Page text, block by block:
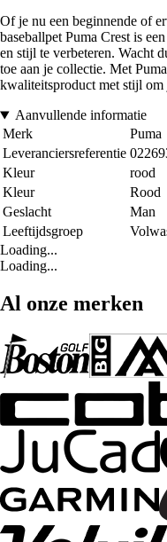
Of je nu een beginnende of
baseballpet Puma Crest is
en stijl te verbeteren. Wacht
toe aan je collectie. Met
kwaliteitsproduct met stijl om
Aanvullende informatie
Merk
Puma
Leveranciersreferentie
Kleur
rood
Kleur
Rood
Geslacht
Man
Leeftijdsgroep
Loading...
Loading...
Al onze merken